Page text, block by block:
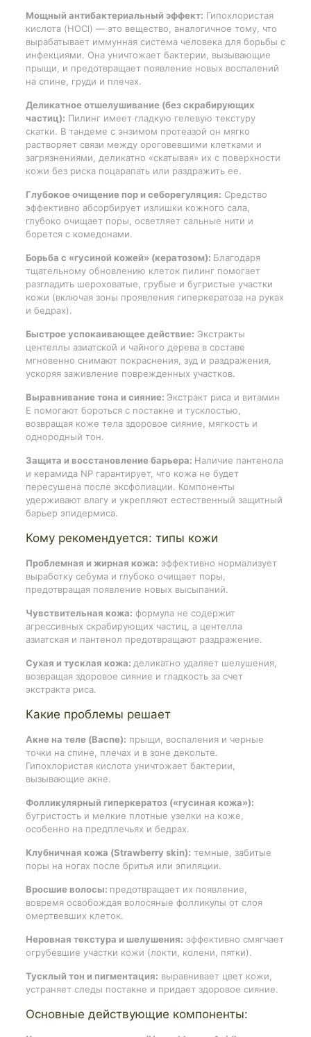
Мощный антибактериальный эффект: Гипохлористая
кислота (HOCl) — это вещество, аналогичное тому, что
вырабатывает иммунная система человека для борьбы с
инфекциями. Она уничтожает бактерии, вызывающие
прыщи, и предотвращает появление новых воспалений
на спине, груди и плечах.
Деликатное отшелушивание (без скрабирующих
частиц): Пилинг имеет гладкую гелевую текстуру
скатки. В тандеме с энзимом протеазой он мягко
растворяет связи между ороговевшими клетками и
загрязнениями, деликатно «скатывая» их с поверхности
кожи без риска поцарапать или раздражить ее.
Глубокое очищение пор и себорегуляция: Средство
эффективно абсорбирует излишки кожного сала,
глубоко очищает поры, осветляет сальные нити и
борется с комедонами.
Борьба с «гусиной кожей» (кератозом): Благодаря
тщательному обновлению клеток пилинг помогает
разгладить шероховатые, грубые и бугристые участки
кожи (включая зоны проявления гиперкератоза на руках
и бедрах).
Быстрое успокаивающее действие: Экстракты
центеллы азиатской и чайного дерева в составе
мгновенно снимают покраснения, зуд и раздражения,
ускоряя заживление поврежденных участков.
Выравнивание тона и сияние: Экстракт риса и витамин
E помогают бороться с постакне и тусклостью,
возвращая коже тела здоровое сияние, мягкость и
однородный тон.
Защита и восстановление барьера: Наличие пантенола
и керамида NP гарантирует, что кожа не будет
пересушена после эксфолиации. Компоненты
удерживают влагу и укрепляют естественный защитный
барьер эпидермиса.
Кому рекомендуется: типы кожи
Проблемная и жирная кожа: эффективно нормализует
выработку себума и глубоко очищает поры,
предотвращая появление новых высыпаний.
Чувствительная кожа: формула не содержит
агрессивных скрабирующих частиц, а центелла
азиатская и пантенол предотвращают раздражение.
Сухая и тусклая кожа: деликатно удаляет шелушения,
возвращая здоровое сияние и гладкость за счет
экстракта риса.
Какие проблемы решает
Акне на теле (Bacne): прыщи, воспаления и черные
точки на спине, плечах и в зоне декольте.
Гипохлористая кислота уничтожает бактерии,
вызывающие акне.
Фолликулярный гиперкератоз («гусиная кожа»):
бугристость и мелкие плотные узелки на коже,
особенно на предплечьях и бедрах.
Клубничная кожа (Strawberry skin): темные, забитые
поры на ногах после бритья или эпиляции.
Вросшие волосы: предотвращает их появление,
вовремя освобождая волосяные фолликулы от слоя
омертвевших клеток.
Неровная текстура и шелушения: эффективно смягчает
огрубевшие участки кожи (локти, колени, пятки).
Тусклый тон и пигментация: выравнивает цвет кожи,
устраняет следы постакне и придает здоровое сияние.
Основные действующие компоненты: